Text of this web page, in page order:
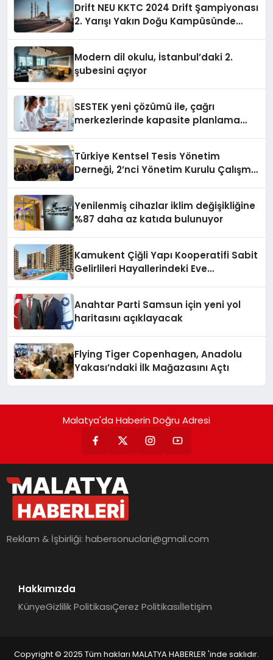
Drift NEU KKTC 2024 Drift Şampiyonası
2. Yarışı Yakın Doğu Kampüsünde
Modern dil okulu, İstanbul’daki 2.
şubesini açıyor
SESTEK yeni çözümü ile, çağrı
merkezlerinde kapasite planlama
Türkiye Kentsel Tesis Yönetim
Derneği, 2’nci Yönetim Kurulu Çalışma
Yenilenmiş cihazlar iklim değişikliğine
%87 daha az katıda bulunuyor
Kamukent Çiğli Yapı Kooperatifi Sabit
Gelirlileri Hayallerindeki Eve
Anahtar Parti Samsun için yeni yol
haritasını açıklayacak
Flying Tiger Copenhagen, Anadolu
Yakası’ndaki İlk Mağazasını Açtı
Malatya'da Haberin Doğru Adresi
Reklam & İşbirliği:habersonuclari@gmail.com
Hakkımızda
KünyeGizlilik PolitikasıÇerez Politikasıİletişim
Copyright © 2025 Tüm hakları MALATYA HABERLER 'inde saklıdır.